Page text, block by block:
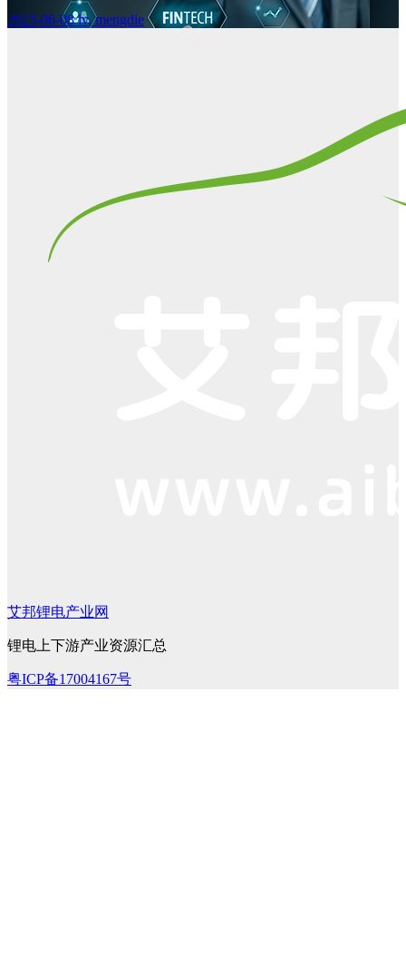
2023-06-08lv, mengdie
艾邦锂电产业网
锂电上下游产业资源汇总
粤ICP备17004167号